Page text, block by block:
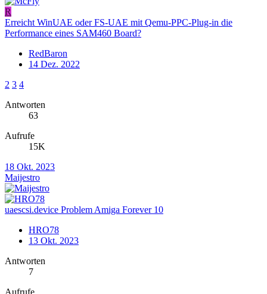
R
Erreicht WinUAE oder FS-UAE mit Qemu-PPC-Plug-in die
Performance eines SAM460 Board?
RedBaron
14 Dez. 2022
2 3 4
Antworten
63
Aufrufe
15K
18 Okt. 2023
Maijestro
uaescsi.device Problem Amiga Forever 10
HRO78
13 Okt. 2023
Antworten
7